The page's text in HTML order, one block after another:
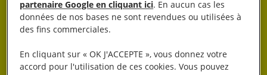
J’AGIS
partenaire Google en cliquant ici. En aucun cas les
données de nos bases ne sont revendues ou utilisées à
des fins commerciales.
En cliquant sur « OK J'ACCEPTE », vous donnez votre
accord pour l'utilisation de ces cookies. Vous pouvez